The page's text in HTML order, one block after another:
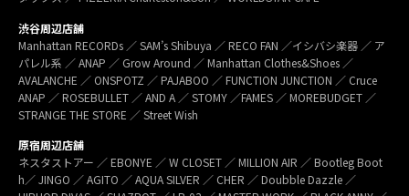
渋谷周辺店舗
Manhattan RECORDs ／ SAM’s Shibuya ／ RECO FAN ／イシバシ楽器 ／ ア
パレル系 ／ ANAP ／ Grow Around ／ Manhattan Clothes&Shoes ／
AVALANCHE ／ ONSPOTZ ／ PAJABOO ／ FUNCTION JUNCTION ／ Cruce
ANAP ／ ROSEBULLET ／ AND A ／ STOMY ／FAMES ／ MOREBUDGET ／
STRANGE THE STORE ／ Street Wish
原宿周辺店舗
ネスタストアー ／ EBONYE ／ W CLOSET ／ MILLION AIR ／ Bootleg Boot
h／ JINGO ／ AGITO ／ AQUA SILVER ／ CHER ／ Doubble Dazzle ／